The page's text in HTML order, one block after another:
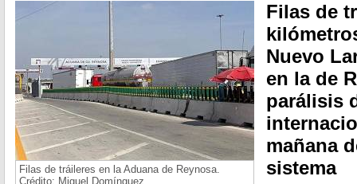
Filas de tráileres en la Aduana de Reynosa.
Crédito: Miguel Domínguez
Filas de
Nuevo
en la de
parálisis
mañana
sistema